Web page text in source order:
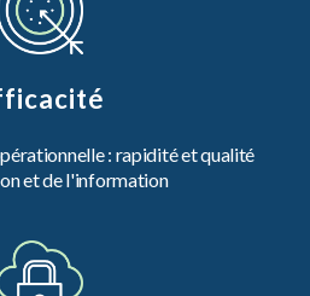
: rapidité et qualité
et de l'information